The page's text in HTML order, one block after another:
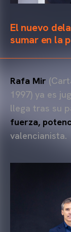
El nuevo
sumar en la
Rafa Mir
1997) ya es
llega tras su
fuerza,
valencianista.